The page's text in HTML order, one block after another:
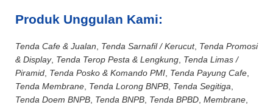
Produk Unggulan Kami:
Tenda Cafe & Jualan Tenda Sarnafil / Kerucut, Tenda Promosi
& Display, Tenda Terop Pesta & Lengkung Tenda Limas /
Piramid Tenda Posko & Komando PMI Tenda Payung Cafe
Tenda Membrane Tenda Lorong BNPB Tenda Segitiga
Tenda Doem BNPB Tenda BNPB Tenda BPBD Membrane